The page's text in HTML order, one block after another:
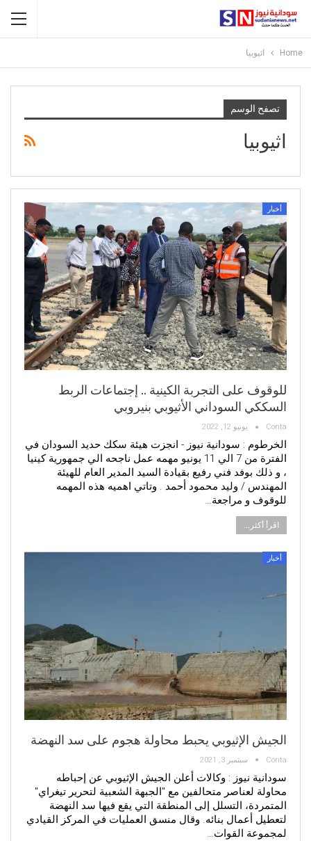
Home اثيوبيا
تصفح الوسم
اثيوبيا
أخبار
للوقوف على التجربة الكينية .. إجتماعات الربط
السككي السوداني الأثيوبي بنيروبي
Conta يونيو 12, 2022
الخرطوم : سودانية نيوز - انجزت هيئة سكك حديد السودان في
الفترة من 7 الي 11 يونيو مهمه عمل ناجحه الي جمهورية كينيا
، و ذلك بوفد فني رفيع بقيادة السيد المدير العام للهيئة
المهندس / وليد محمود أحمد . وتاتي اهميه هذه المهمه
للوقوف و مراجعة…
اقرأ أكثر...
أخبار
الجيش الإثيوبي يحبط محاولة هجوم على سد النهضة
Conta سبتمبر 3, 2021
سودانية نيوز : وكالات أعلن الجيش الإثيوبي عن إحباطه
محاولة لعناصر متحالفين مع "الجبهة الشعبية لتحرير تيغراي"
المتمردة، التسلل إلى المنطقة التي يقع فيها سد النهضة
لتعطيل أعمال بنائه. وقال منسق العمليات في المركز القيادي
لمجموعة القوات…